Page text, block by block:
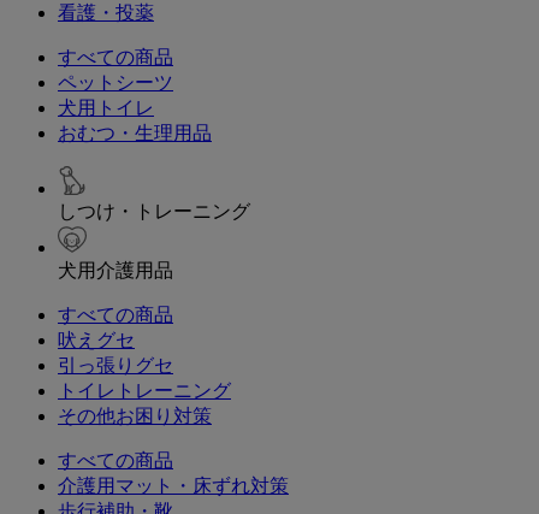
看護・投薬
すべての商品
ペットシーツ
犬用トイレ
おむつ・生理用品
しつけ・トレーニング
犬用介護用品
すべての商品
吠えグセ
引っ張りグセ
トイレトレーニング
その他お困り対策
すべての商品
介護用マット・床ずれ対策